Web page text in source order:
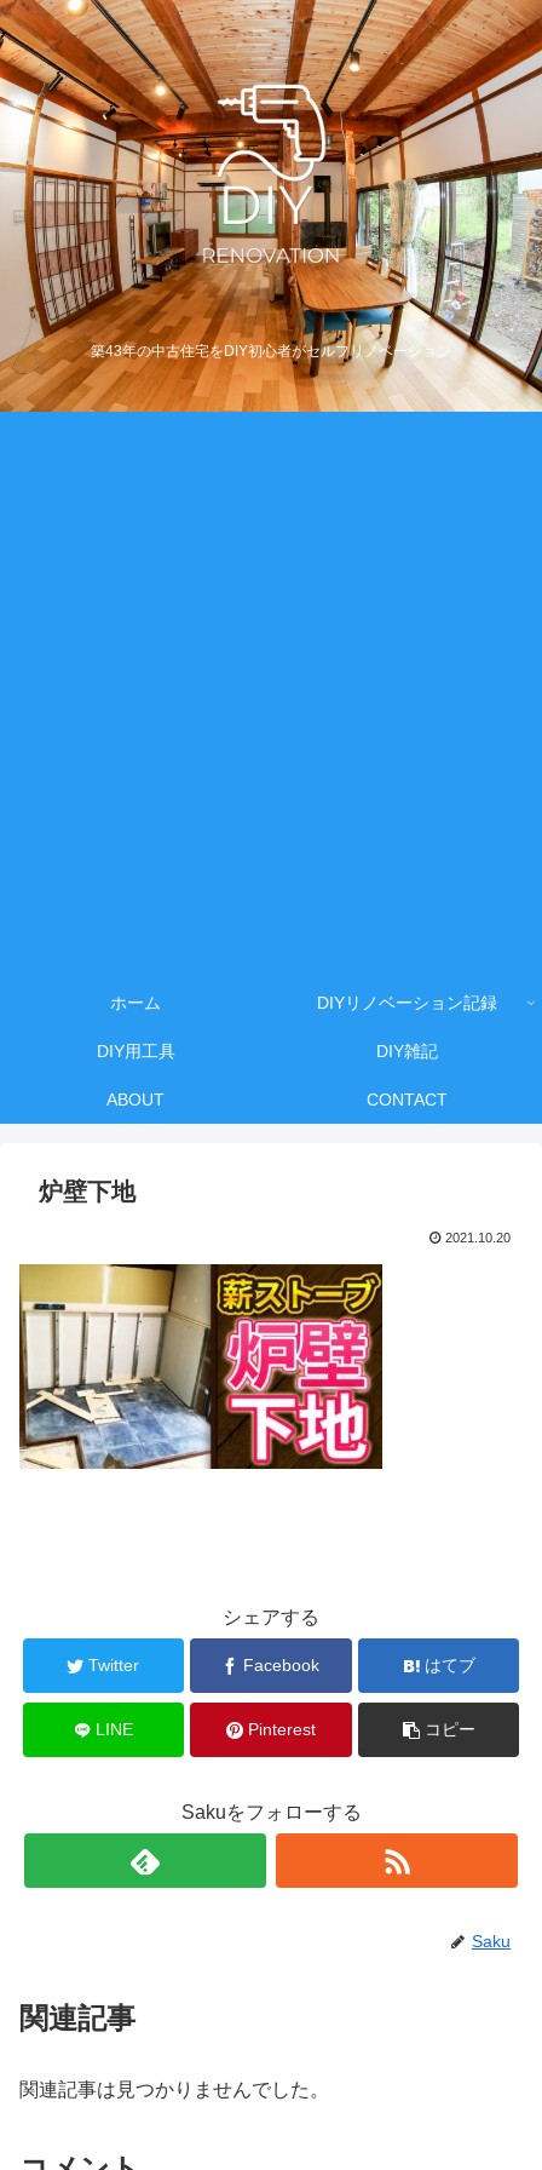
築43年の中古住宅をDIY初心者がセルフリノベーション
ホーム DIYリノベーション記録
DIY用工具 DIY雑記
ABOUT CONTACT
炉壁下地
2021.10.20
シェアする
Twitter Facebook はてブ
LINE Pinterest コピー
Sakuをフォローする
Saku
関連記事
関連記事は見つかりませんでした。